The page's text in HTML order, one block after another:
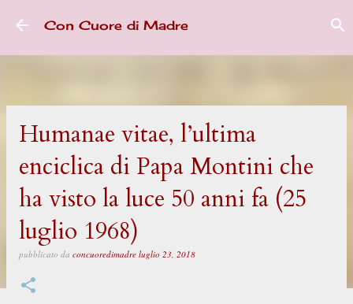
Passa ai contenuti principali
Con Cuore di Madre
Humanae vitae, l’ultima
enciclica di Papa Montini che
ha visto la luce 50 anni fa (25
luglio 1968)
pubblicato da concuoredimadre luglio 23, 2018